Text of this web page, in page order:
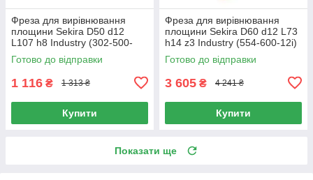
Фреза для вирівнювання
площини Sekira D50 d12
L107 h8 Industry (302-500-
12i)
Готово до відправки
1 116 ₴ 1 313 ₴
Купити
Фреза для вирівнювання
площини Sekira D60 d12 L73
h14 z3 Industry (554-600-12i)
Готово до відправки
3 605 ₴ 4 241 ₴
Купити
Показати ще